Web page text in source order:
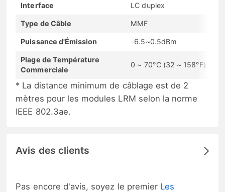
Interface LC duplex
Type de Câble MMF
Puissance d'Émission -6.5~0.5dBm
Plage de Température
Commerciale
0 ~ 70°C (32 ~ 158°F)
* La distance minimum de câblage est de 2
mètres pour les modules LRM selon la norme
IEEE 802.3ae.
Avis des clients
Pas encore d'avis, soyez le premier Les